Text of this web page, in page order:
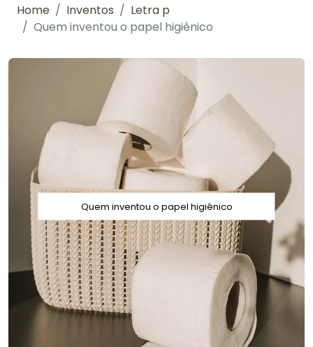
Home Inventos
Letra p
Quem inventou o papel higiênico
Quem inventou o papel higiênico